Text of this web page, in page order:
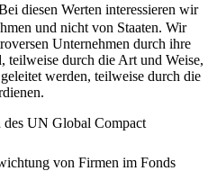
diesen Werten interessieren wir
und nicht von Staaten. Wir
Unternehmen durch ihre
teilweise durch die Art und Weise,
werden, teilweise durch die
des UN Global Compact
von Firmen im Fonds